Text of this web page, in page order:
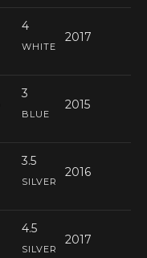
4
2017
WHITE
3
2015
BLUE
3.5
2016
SILVER
4.5
2017
SILVER